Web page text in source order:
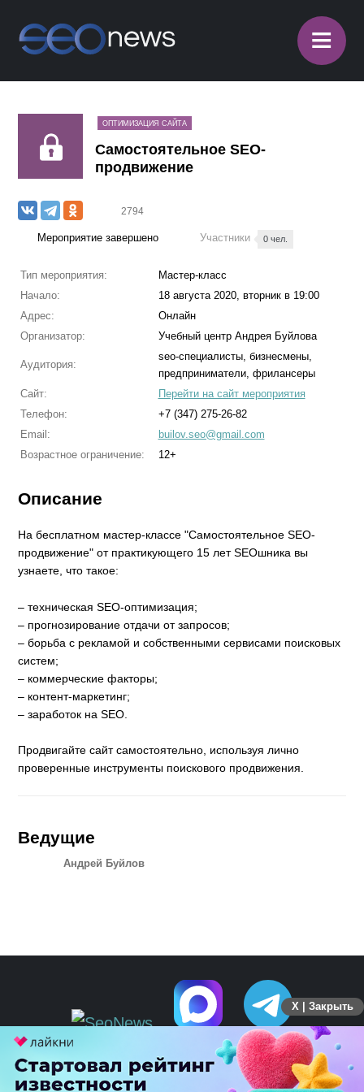
≡
ОПТИМИЗАЦИЯ САЙТА
Самостоятельное SEO-
продвижение
2794
Мероприятие завершено Участники 0 чел.
Тип мероприятия:
Мастер-класс
Начало:
18 августа 2020, вторник в 19:00
Адрес:
Онлайн
Организатор:
Учебный центр Андрея Буйлова
Аудитория:
seo-специалисты, бизнесмены,
предприниматели, фрилансеры
Сайт:
Перейти на сайт мероприятия
Телефон:
+7 (347) 275-26-82
Email:
builov.seo@gmail.com
Возрастное ограничение:
12+
Описание
На бесплатном мастер-классе "Самостоятельное SEO-
продвижение" от практикующего 15 лет SEOшника вы
узнаете, что такое:
– техническая SEO-оптимизация;
– прогнозирование отдачи от запросов;
– борьба с рекламой и собственными сервисами поисковых
систем;
– коммерческие факторы;
– контент-маркетинг;
– заработок на SEO.
Продвигайте сайт самостоятельно, используя лично
проверенные инструменты поискового продвижения.
Ведущие
Андрей Буйлов
X | Закрыть
ПЕРЕЙТИ НА ПОЛНУЮ ВЕРСИЮ
© SEOnews.ru Все права защищены. 2026